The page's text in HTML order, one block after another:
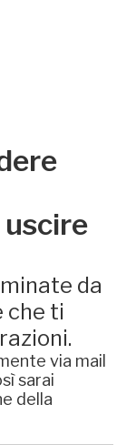
da
che ti
via mail
sarai
della